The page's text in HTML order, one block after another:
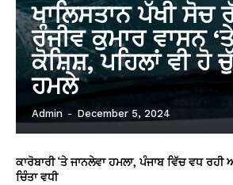
ਖਾਲਿਸਤਾਨ ਪੱਖੀ ਸੋਚ
ਰੰਜੀਵ ਕੁਮਾਰ ਵਾਸਨ
ਕੋਸ਼ਿਸ਼, ਪਹਿਲਾਂ ਵੀ ਹੋ
ਹਮਲੇ
Admin - December 5, 2024
ਕਾਰੋਬਾਰੀ ‘ਤੇ ਜਾਨਲੇਵਾ ਹਮਲਾ, ਪੰਜਾਬ ਵਿੱਚ ਵਧ ਰਹੀ
ਚਿੰਤਾ ਵਧੀ